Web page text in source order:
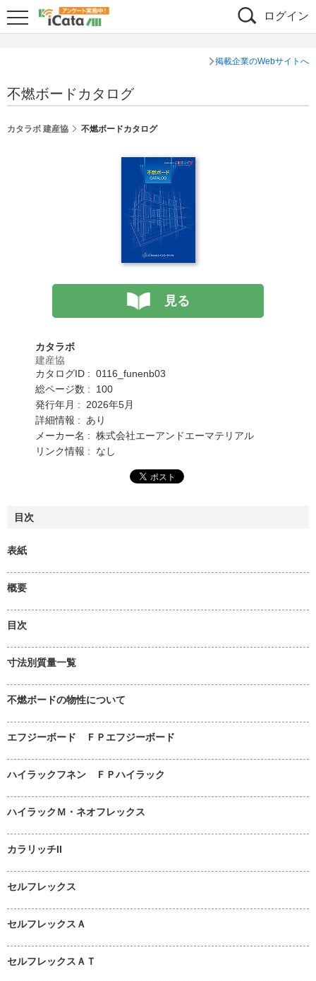
ログイン
掲載企業のWebサイトへ
不燃ボードカタログ
カタラボ 建産協 不燃ボードカタログ
見る
カタラボ
建産協
カタログID : 0116_funenb03
総ページ数 : 100
発行年月 : 2026年5月
詳細情報 : あり
メーカー名 : 株式会社エーアンドエーマテリアル
リンク情報 : なし
目次
表紙
概要
目次
寸法別質量一覧
不燃ボードの物性について
エフジーボード ＦＰエフジーボード
ハイラックフネン ＦＰハイラック
ハイラックＭ・ネオフレックス
カラリッチII
セルフレックス
セルフレックスＡ
セルフレックスＡＴ